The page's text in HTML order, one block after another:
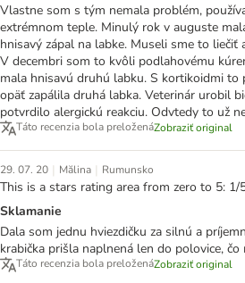
Vlastne som s tým nemala problém,
extrémnom teple. Minulý rok v auguste
hnisavý zápal na labke. Museli sme to
V decembri som to kvôli podlahovému
mala hnisavú druhú labku. S kortikoidmi to
opäť zapálila druhá labka. Veterinár urobil
potvrdilo alergickú reakciu. Odvtedy to už
Táto recenzia bola preloženáZobraziť original
29. 07. 20 | Mălina | Rumunsko
This is a stars rating area from zero to 5: 1/
Sklamanie
Dala som jednu hviezdičku za silnú a
krabička prišla naplnená len do polovice,
Táto recenzia bola preloženáZobraziť original